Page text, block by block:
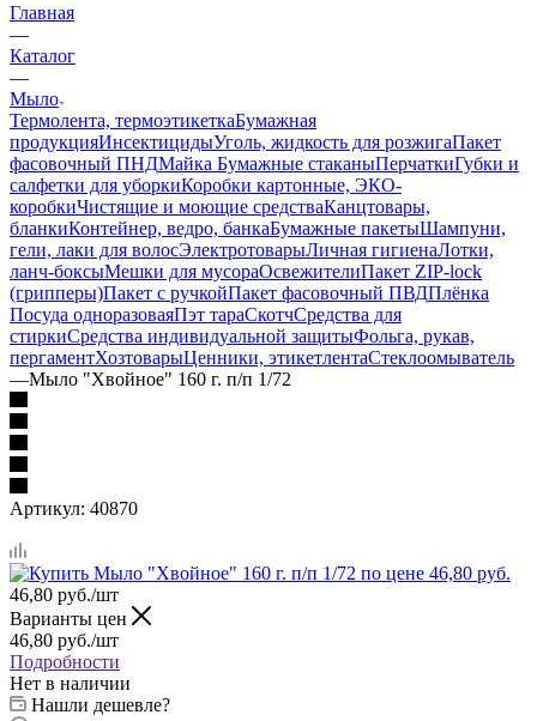
Главная
—
Каталог
—
Мыло
Термолента, термоэтикеткаБумажная
продукцияИнсектицидыУголь, жидкость для розжигаПакет
фасовочный ПНДМайка Бумажные стаканыПерчаткиГубки и
салфетки для уборкиКоробки картонные, ЭКО-
коробкиЧистящие и моющие средстваКанцтовары,
бланкиКонтейнер, ведро, банкаБумажные пакетыШампуни,
гели, лаки для волосЭлектротоварыЛичная гигиенаЛотки,
ланч-боксыМешки для мусораОсвежителиПакет ZIP-lock
(грипперы)Пакет с ручкойПакет фасовочный ПВДПлёнка
Посуда одноразоваяПэт тараСкотчСредства для
стиркиСредства индивидуальной защитыФольга, рукав,
пергаментХозтоварыЦенники, этикетлентаСтеклоомыватель
—Мыло "Хвойное" 160 г. п/п 1/72
Артикул: 40870
46,80 руб./шт
Варианты цен
46,80 руб./шт
Подробности
Нет в наличии
Нашли дешевле?